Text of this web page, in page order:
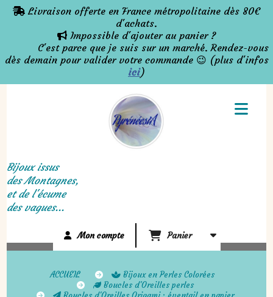
 Livraison offerte en France métropolitaine dès 80€
d'achats.
 Impossible d'ajouter au panier ?
C'est parce que je suis sur un marché. Rendez-vous
dès demain pour valider votre commande 😉 (plus d'infos
ici)
Bijoux issus
des Montagnes,
et de l'écume
des vagues...
Mon compte Panier
ACCUEIL
Bijoux en Perles Colorées
Boucles d'Oreilles perles
Panneau de gestion des cookies